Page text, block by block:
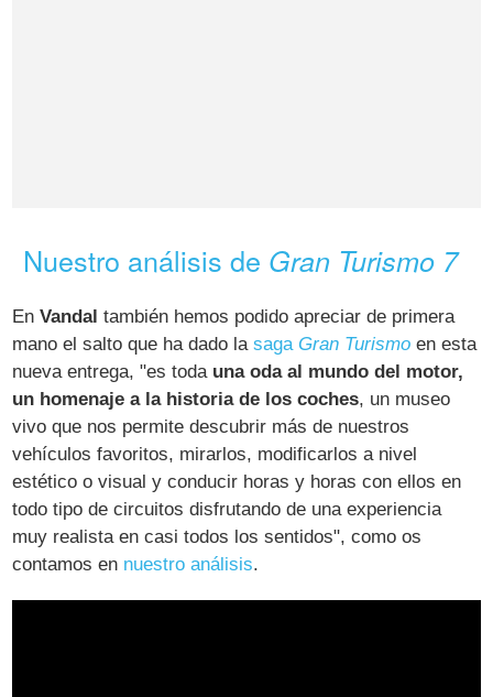
Nuestro análisis de Gran Turismo 7
EnVandal también hemos podido apreciar de primera
mano el salto que ha dado lasagaGran Turismo en esta
nueva entrega, "es toda una oda al mundo del motor,
un homenaje a la historia de los coches, un museo
vivo que nos permite descubrir más de nuestros
vehículos favoritos, mirarlos, modificarlos a nivel
estético o visual y conducir horas y horas con ellos en
todo tipo de circuitos disfrutando de una experiencia
muy realista en casi todos los sentidos", como os
contamos en nuestro análisis.